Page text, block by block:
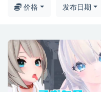
价格 发布日期